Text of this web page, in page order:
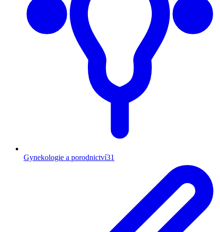
Gynekologie a porodnictví31